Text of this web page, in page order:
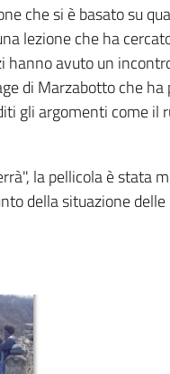
che si è basato su
lezione che ha
avuto un
di Marzabotto che ha
gli argomenti come il
la pellicola è stata
della situazione delle